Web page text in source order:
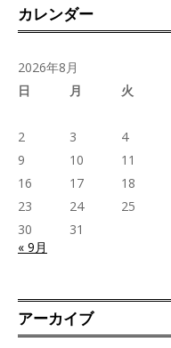
カレンダー
2026年8月
日
月 火
2
3 4
9
10 11
16
17 18
23
24 25
30
31
« 9月
アーカイブ